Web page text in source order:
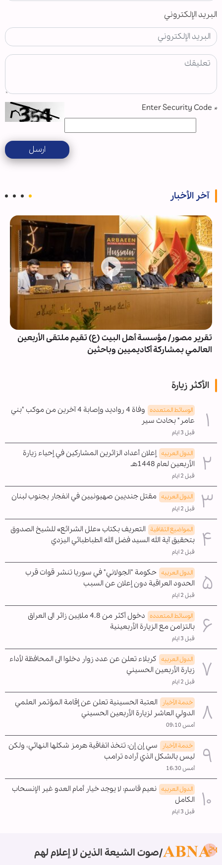
البريد الإلكتروني
*
ارسل
آخر الأخبار
تقرير مصور/ مؤسسة أهل البيت (ع) تقيم ملتقى الأربعين
العالمي بمشاركة أكاديميين وباحثين
الأكثر زيارة
الوسائط المتعدده
وفاة 4 رواديد وإصابة 4 آخرين من موكب "بني
عامر" بحادث سير
قبل 3 ايام
الدول العربیه إعلان أعداد الزائرين المشاركين في إحياء زيارة
الأربعين لعام 1448هـ
قبل 2 ايام
الدول العربیه مقتل جنديين صهيونيين في انفجار بجنوب لبنان
قبل 2 ايام
المواضیع الثقافية التعريف بكتاب «علل الشرائع» للشيخ الصدوق
بتحقيق آية الله السيد فضل الله الطباطبائي اليزدي
قبل 2 ايام
الدول العربیه حكومة "الجولاني" في سوريا تنشر قوات قرب
الحدود العراقية دون إعلان عن السبب
قبل 2 ايام
الوسائط المتعدده
دخول أكثر من 4.8 ملايين زائر الى العراق
بالتزامن مع الزيارة الأربعينية
قبل 3 ايام
الدول العربیه كربلاء تعلن عن عدد زوار دخلوا الى المحافظة لأداء
زيارة الأربعين الحسيني
قبل 2 ايام
خدمة الأخبار
العتبة الحسينية تعلن عن إقامة المؤتمر العلمي
الدولي العاشر لزيارة الأربعين الحسيني
أمس 09:10
خدمة الأخبار
سي إن إن: تتخذ اتفاقية هرمز شكلها النهائي، ولكن
ليس بالشكل الذي أراده ترامب
أمس 16:30
الدول العربیه نعيم قاسم: لا يوجد خيار أمام العدو غير الإنسحاب
الکامل
قبل 3 ايام
صوت الشيعة الذين لا إعلام لهم